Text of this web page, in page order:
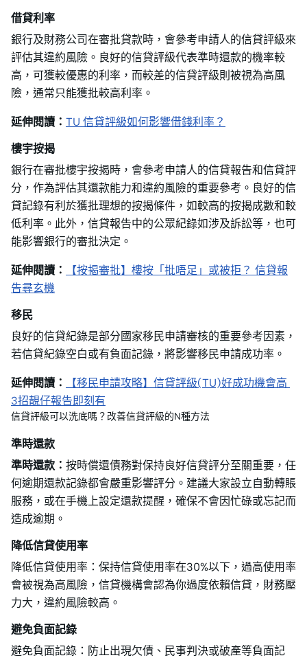
借貸利率
銀行及財務公司在審批貸款時，會參考申請人的信貸評級來
評估其違約風險。良好的信貸評級代表準時還款的機率較
高，可獲較優惠的利率，而較差的信貸評級則被視為高風
險，通常只能獲批較高利率。
延伸閱讀： TU 信貸評級如何影響借錢利率？
樓宇按揭
銀行在審批樓宇按揭時，會參考申請人的信貸報告和信貸評
分，作為評估其還款能力和違約風險的重要參考。良好的信
貸記錄有利於獲批理想的按揭條件，如較高的按揭成數和較
低利率。此外，信貸報告中的公眾紀錄如涉及訴訟等，也可
能影響銀行的審批決定。
延伸閱讀：
【按揭審批】樓按「批唔足」或被拒？ 信貸報
告尋玄機
移民
良好的信貸紀錄是部分國家移民申請審核的重要參考因素，
若信貸紀錄空白或有負面記錄，將影響移民申請成功率。
延伸閱讀：
【移民申請攻略】信貸評級(TU)好成功機會高
3招靚仔報告即刻有
信貸評級可以洗底嗎？改善信貸評級的N種方法
準時還款
準時還款： 按時償還債務對保持良好信貸評分至關重要，任
何逾期還款記錄都會嚴重影響評分。建議大家設立自動轉賬
服務，或在手機上設定還款提醒，確保不會因忙碌或忘記而
造成逾期。
降低信貸使用率
降低信貸使用率：保持信貸使用率在30%以下，過高使用率
會被視為高風險，信貸機構會認為你過度依賴信貸，財務壓
力大，違約風險較高。
避免負面記錄
避免負面記錄：防止出現欠債、民事判決或破產等負面記